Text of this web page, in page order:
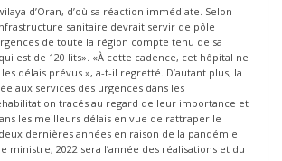
d’Oran, d’où sa réaction immédiate. Selon
sanitaire devrait servir de pôle
de toute la région compte tenu de sa
est de 120 lits». «À cette cadence, cet hôpital ne
délais prévus », a-t-il regretté. D’autant plus, la
aux services des urgences dans les
tracés au regard de leur importance et
les meilleurs délais en vue de rattraper le
dernières années en raison de la pandémie
ministre, 2022 sera l’année des réalisations et du